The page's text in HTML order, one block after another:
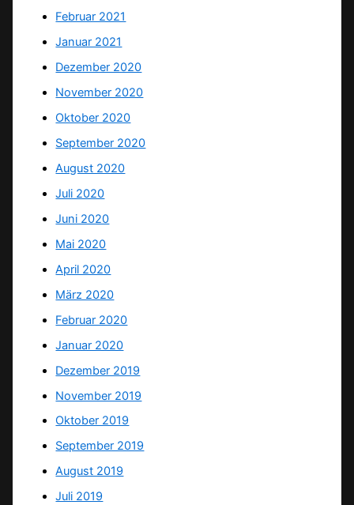
Februar 2021
Januar 2021
Dezember 2020
November 2020
Oktober 2020
September 2020
August 2020
Juli 2020
Juni 2020
Mai 2020
April 2020
März 2020
Februar 2020
Januar 2020
Dezember 2019
November 2019
Oktober 2019
September 2019
August 2019
Juli 2019